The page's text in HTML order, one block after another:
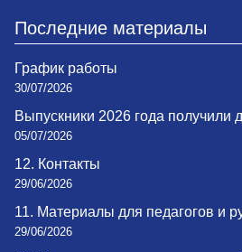
Последние материалы
График работы
30/07/2026
Выпускники 2026 года получили
05/07/2026
12. Контакты
29/06/2026
11. Материалы для педагогов и
29/06/2026